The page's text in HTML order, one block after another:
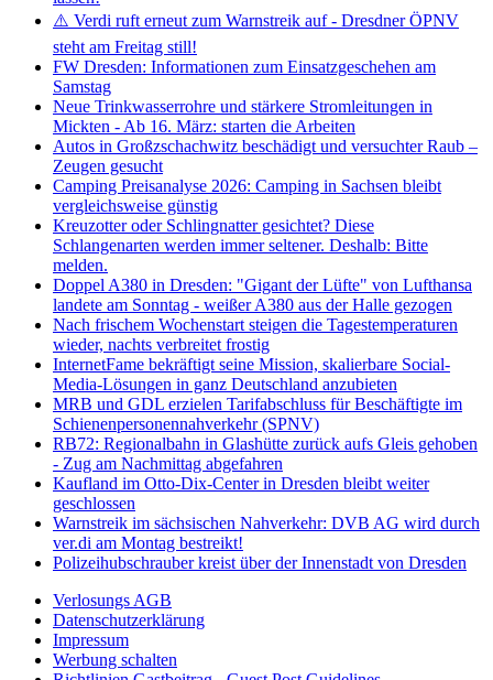
⚠️ Verdi ruft erneut zum Warnstreik auf - Dresdner ÖPNV
steht am Freitag still!
FW Dresden: Informationen zum Einsatzgeschehen am
Samstag
Neue Trinkwasserrohre und stärkere Stromleitungen in
Mickten - Ab 16. März: starten die Arbeiten
Autos in Großzschachwitz beschädigt und versuchter Raub –
Zeugen gesucht
Camping Preisanalyse 2026: Camping in Sachsen bleibt
vergleichsweise günstig
Kreuzotter oder Schlingnatter gesichtet? Diese
Schlangenarten werden immer seltener. Deshalb: Bitte
melden.
Doppel A380 in Dresden: "Gigant der Lüfte" von Lufthansa
landete am Sonntag - weißer A380 aus der Halle gezogen
Nach frischem Wochenstart steigen die Tagestemperaturen
wieder, nachts verbreitet frostig
InternetFame bekräftigt seine Mission, skalierbare Social-
Media-Lösungen in ganz Deutschland anzubieten
MRB und GDL erzielen Tarifabschluss für Beschäftigte im
Schienenpersonennahverkehr (SPNV)
RB72: Regionalbahn in Glashütte zurück aufs Gleis gehoben
- Zug am Nachmittag abgefahren
Kaufland im Otto-Dix-Center in Dresden bleibt weiter
geschlossen
Warnstreik im sächsischen Nahverkehr: DVB AG wird durch
ver.di am Montag bestreikt!
Polizeihubschrauber kreist über der Innenstadt von Dresden
Verlosungs AGB
Datenschutzerklärung
Impressum
Werbung schalten